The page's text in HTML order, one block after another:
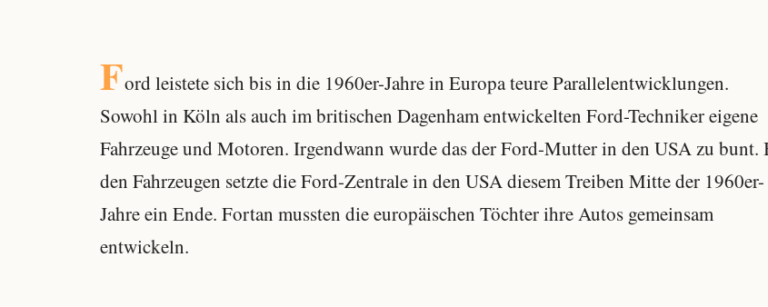
Ford leistete sich bis in die 1960er-Jahre in Europa teure Parallelentwicklungen.
Sowohl in Köln als auch im britischen Dagenham entwickelten Ford-Techniker eigene
Fahrzeuge und Motoren. Irgendwann wurde das der Ford-Mutter in den USA zu bunt.
den Fahrzeugen setzte die Ford-Zentrale in den USA diesem Treiben Mitte der 1960er-
Jahre ein Ende. Fortan mussten die europäischen Töchter ihre Autos gemeinsam
entwickeln.